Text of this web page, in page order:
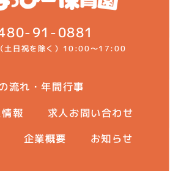
91-0881
日祝を除く） 10:00～17:00
流れ・年間行事
報 求人お問い合わせ
企業概要 お知らせ